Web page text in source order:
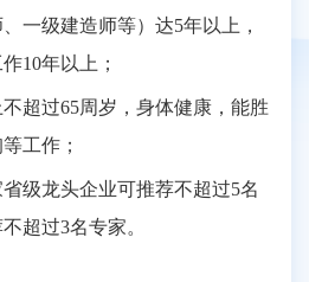
一级建造师等）达5年以上，
10年以上；
超过65周岁，身体健康，能胜
工作；
级龙头企业可推荐不超过5名
超过3名专家。